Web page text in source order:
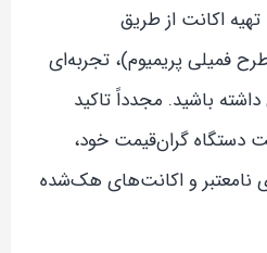
اکانت از طریق
فمیلی پریمیوم)، تجربه‌ای
باشید. مجدداً تاکید
دستگاه گران‌قیمت خود،
نامعتبر و اکانت‌های هک‌شده